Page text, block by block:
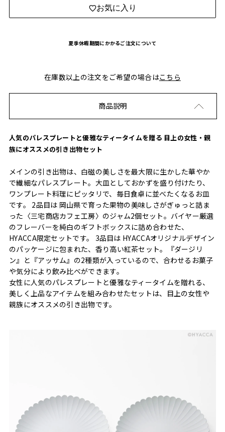
お気に入り
夏季休暇期間にかかるご注文について
在庫数以上の注文をご希望の場合はこちら
商品説明
人気のパレスプレートと優雅なティータイムを贈る 目上の女性・親
族にオススメの引き出物セット
メインの引き出物は、白磁の美しさを最大限に生かした華やか
で繊細なパレスプレート。大皿としておかずを盛り付けたり、
ワンプレート料理にピッタリで、毎日食卓に並べたくなるお皿
です。 2品目は 岡山県で育った果物の美味しさがぎゅっと詰ま
った〈三宅商店カフェ工房〉のジャム2個セット。バイヤー厳選
のフレーバーを純白のギフトボックスに詰め合わせた、
HYACCA限定セットです。 3品目は HYACCAオリジナルデザイン
のパッケージに包まれた、香り高い紅茶セット。『ダージリ
ン』と『アッサム』の2種類が入っているので、合わせるお菓子
や気分により飲み比べができます。
女性に人気のパレスプレートと優雅なティータイムを贈れる、
美しく上品なアイテムを組み合わせたセットは、目上の女性や
親族にオススメの引き出物です。